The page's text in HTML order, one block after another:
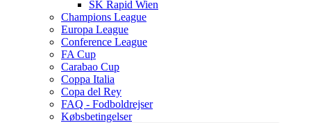
SK Rapid Wien
Champions League
Europa League
Conference League
FA Cup
Carabao Cup
Coppa Italia
Copa del Rey
FAQ - Fodboldrejser
Købsbetingelser